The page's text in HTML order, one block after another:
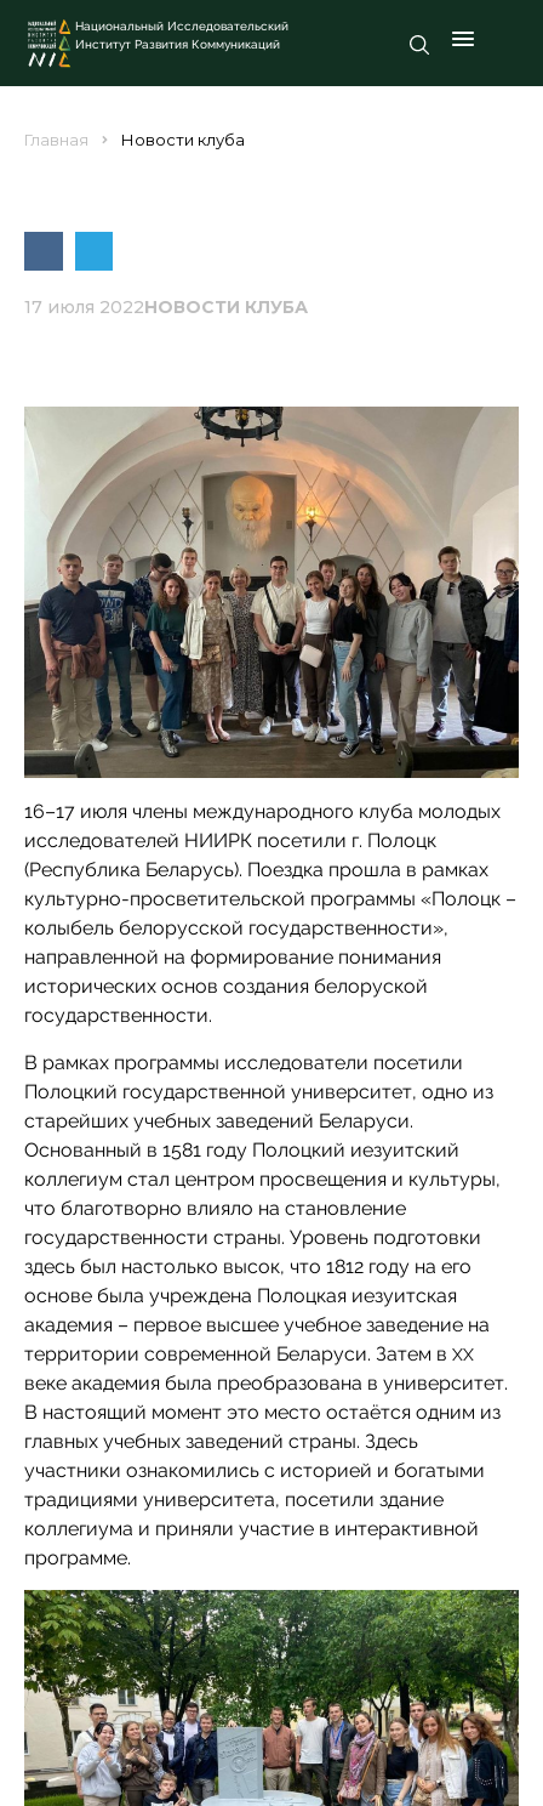
Национальный Исследовательский
Институт Развития Коммуникаций
Главная Новости клуба
17 июля 2022НОВОСТИ КЛУБА
16–17 июля члены международного клуба молодых
исследователей НИИРК посетили г. Полоцк
(Республика Беларусь). Поездка прошла в рамках
культурно-просветительской программы «Полоцк –
колыбель белорусской государственности»,
направленной на формирование понимания
исторических основ создания белоруской
государственности.
В рамках программы исследователи посетили
Полоцкий государственной университет, одно из
старейших учебных заведений Беларуси.
Основанный в 1581 году Полоцкий иезуитский
коллегиум стал центром просвещения и культуры,
что благотворно влияло на становление
государственности страны. Уровень подготовки
здесь был настолько высок, что 1812 году на его
основе была учреждена Полоцкая иезуитская
академия – первое высшее учебное заведение на
территории современной Беларуси. Затем в XX
веке академия была преобразована в университет.
В настоящий момент это место остаётся одним из
главных учебных заведений страны. Здесь
участники ознакомились с историей и богатыми
традициями университета, посетили здание
коллегиума и приняли участие в интерактивной
программе.